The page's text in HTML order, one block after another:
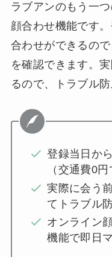
ラブアンのもう一
顔合わせ機能です
合わせができるの
を確認できます。
るので、トラブル防
登録当日か
（交通費0円
実際に会う
てトラブル
オンライン
機能で即日